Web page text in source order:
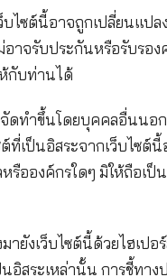
างๆ ในเว็บไซต์นี้อ
ชีวิต”) ไม่อาจรับป
บไซต์นี้ให้กับท่านได้
ต์นี้ได้ถูกจัดทำขึ้นโ
เป็นเว็บไซต์ที่เป็นอิ
ง บุคคลหรือองค์ก